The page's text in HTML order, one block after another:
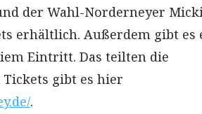
der Wahl-Norderneyer
erhältlich. Außerdem gibt es
Eintritt. Das teilten die
gibt es hier
.